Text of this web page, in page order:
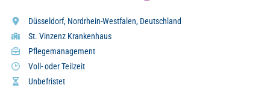
Düsseldorf, Nordrhein-Westfalen, Deutschland
St. Vinzenz Krankenhaus
Pflegemanagement
Voll- oder Teilzeit
Unbefristet